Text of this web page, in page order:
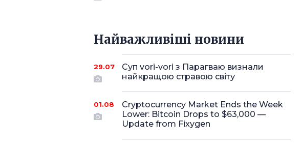
Найважливіші новини
29.07
Суп vori-vori з Парагваю визнали
найкращою стравою світу
01.08
Cryptocurrency Market Ends the Week
Lower: Bitcoin Drops to $63,000 —
Update from Fixygen